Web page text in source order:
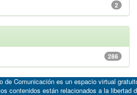
2
286
de Comunicación es un espacio virtual
contenidos están relacionados a la libertad